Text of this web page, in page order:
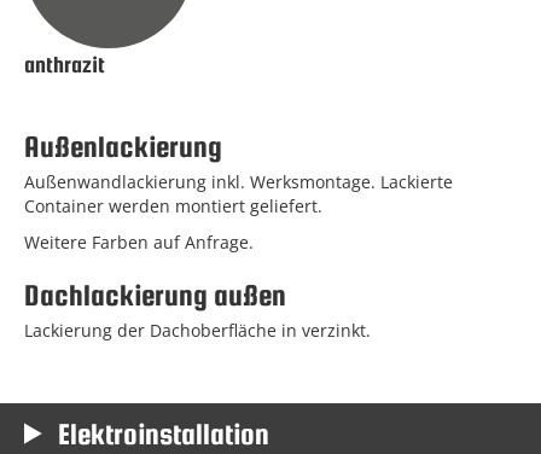
anthrazit
Außenlackierung
Außenwandlackierung inkl. Werksmontage. Lackierte
Container werden montiert geliefert.
Weitere Farben auf Anfrage.
Dachlackierung außen
Lackierung der Dachoberfläche in verzinkt.
Elektroinstallation